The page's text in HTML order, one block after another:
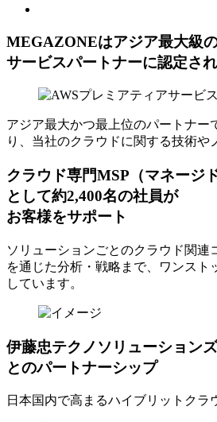
MEGAZONEはアジア最⼤級
サービスパートナーに認定さ
アジア最大かつ最上位のパートナー
り、当社のクラウドに関する技術や
クラウド専門MSP （マネージ
として約2,400名の社員が
お客様をサポート
ソリューションごとのクラウド関連
を通じた分析・戦略まで、ワンス
しています。
伊藤忠テクノソリューション
とのパートナーシップ
日本国内で高まるハイブリットク